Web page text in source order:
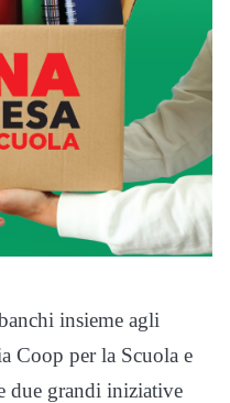
insieme agli
Coop per la Scuola e
due grandi iniziative